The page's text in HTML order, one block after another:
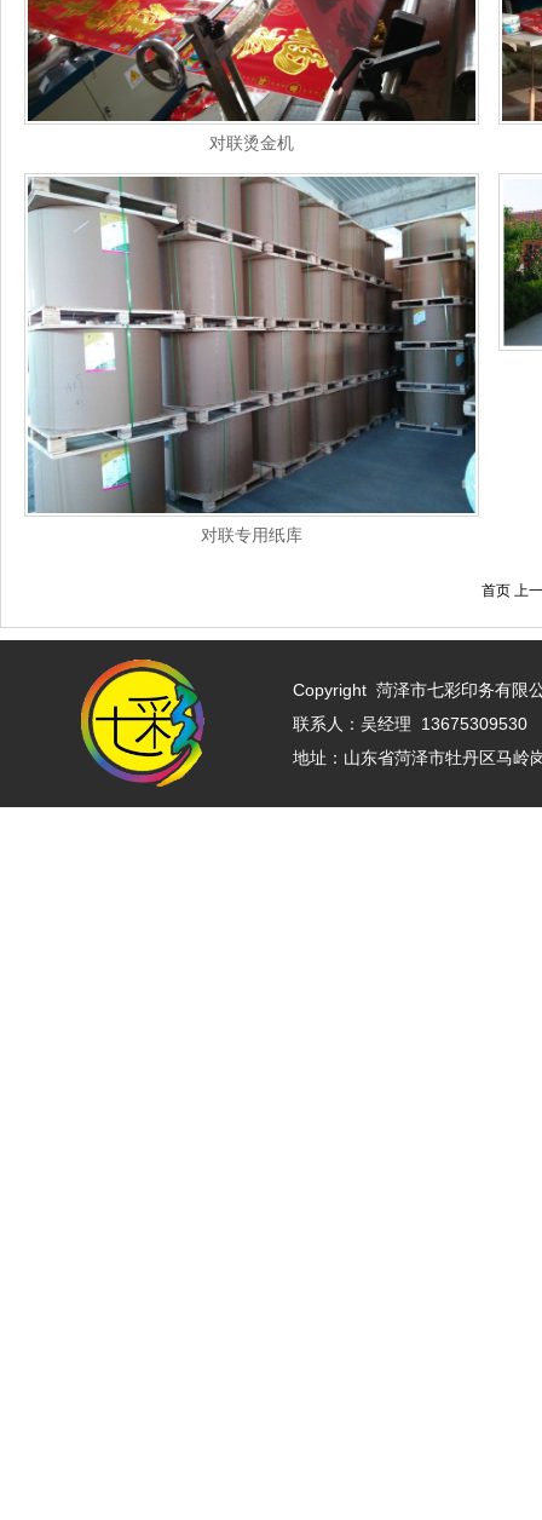
对联烫金机
对联专用纸库
首页 上
Copyright 菏泽市七彩印务有限
联系人：吴经理
地址：山东省菏泽市牡丹区马